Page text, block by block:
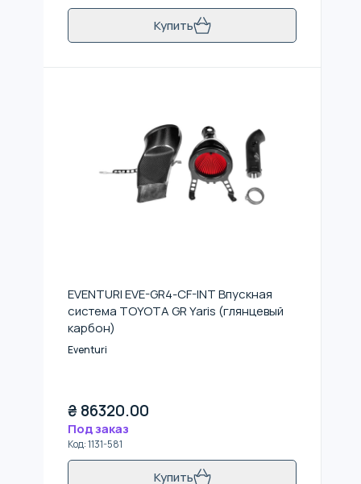
Купить
EVENTURI EVE-GR4-CF-INT Впускная
система TOYOTA GR Yaris (глянцевый
карбон)
Eventuri
₴ 86320.00
Под заказ
Код:1131-581
Купить